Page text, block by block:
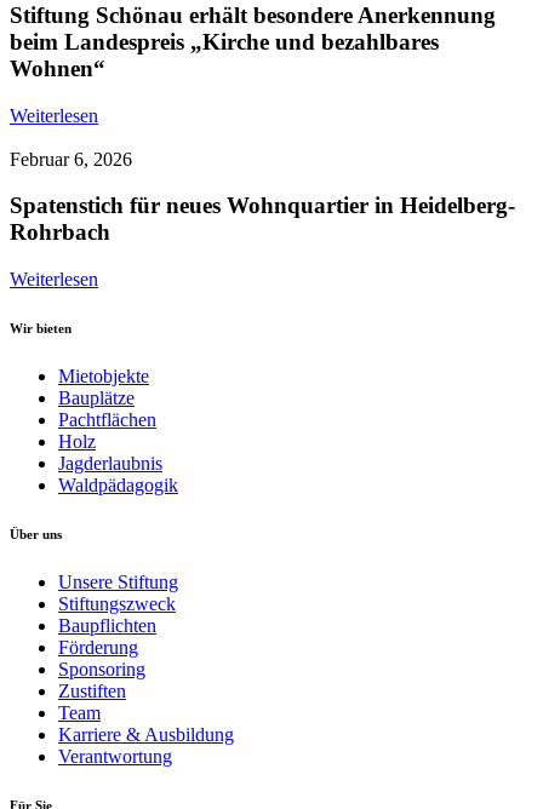
Stiftung Schönau erhält besondere Anerkennung
beim Landespreis „Kirche und bezahlbares
Wohnen“
Weiterlesen
Februar 6, 2026
Spatenstich für neues Wohnquartier in Heidelberg-
Rohrbach
Weiterlesen
Wir bieten
Mietobjekte
Bauplätze
Pachtflächen
Holz
Jagderlaubnis
Waldpädagogik
Über uns
Unsere Stiftung
Stiftungszweck
Baupflichten
Förderung
Sponsoring
Zustiften
Team
Karriere & Ausbildung
Verantwortung
Für Sie